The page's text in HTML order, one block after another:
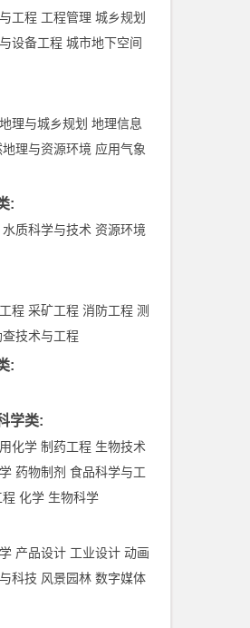
工程 工程管理 城乡规划
设备工程 城市地下空间
理与城乡规划 地理信息
地理与资源环境 应用气象
:
水质科学与技术 资源环境
程 采矿工程 消防工程 测
查技术与工程
:
学类:
化学 制药工程 生物技术
药物制剂 食品科学与工
程 化学 生物科学
产品设计 工业设计 动画
科技 风景园林 数字媒体